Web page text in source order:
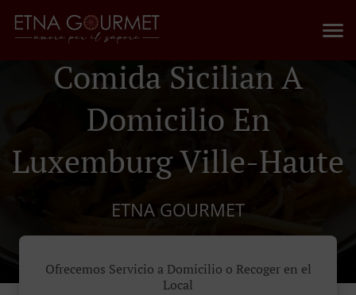
Comida Sicilian A
Domicilio En
Luxemburg Ville-Haute
ETNA GOURMET
Ofrecemos Servicio a Domicilio o Recoger en el
Local